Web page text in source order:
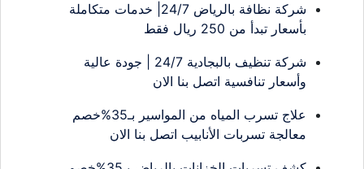
شركة نظافة بالرياض 24/7| خدمات متكاملة
بأسعار تبدأ من 250 ريال فقط
شركة تنظيف بالبجادية 24/7 | جودة عالية
وأسعار تنافسية اتصل بنا الان
علاج تسرب المياه من المواسير بـ35%خصم
معالجة تسربات الأنابيب اتصل بنا الان